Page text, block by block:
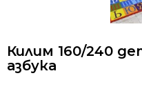
Килим 160/240
азбука